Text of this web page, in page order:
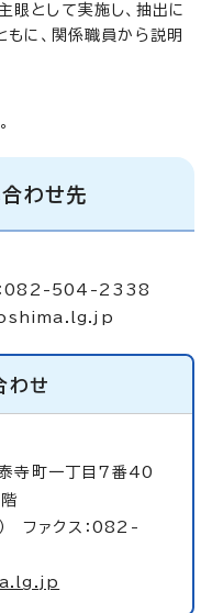
眼として実施し、抽出に
に、関係職員から説明
わせ先
082-504-2338
わせ
町一丁目7番40
ファクス：082-